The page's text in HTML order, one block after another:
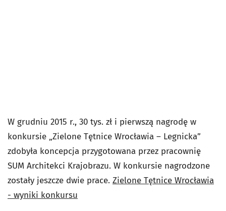
W grudniu 2015 r., 30 tys. zł i pierwszą nagrodę w
konkursie „Zielone Tętnice Wrocławia – Legnicka”
zdobyła koncepcja przygotowana przez pracownię
SUM Architekci Krajobrazu. W konkursie nagrodzone
zostały jeszcze dwie prace. Zielone Tętnice Wrocławia
- wyniki konkursu